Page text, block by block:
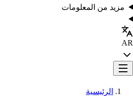
مزيد من المعلومات
AR
الرئيسية